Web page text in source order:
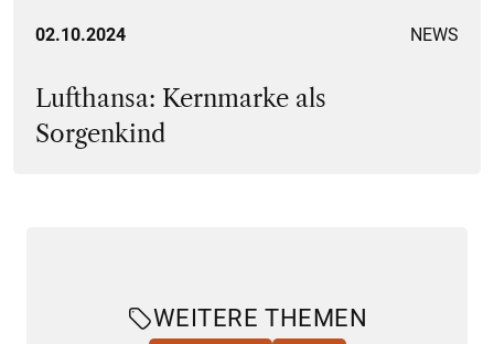
02.10.2024 NEWS
Lufthansa: Kernmarke als
Sorgenkind
WEITERE THEMEN